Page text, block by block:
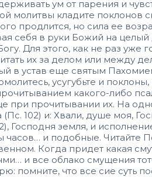
ум от парения и
молитвы кладите
продлится, но сила ее
себя в руки Божий на целый
Для этого, как не раз уже
их за делом или между
в устав еще святым
усугубьте и
какого-либо
при прочитывании их. На
102) и: Хвали, душе моя,
Господня земля, и
и подобные. Читайте
Когда придет какая
и все облако смущения
помните, что все сие суть